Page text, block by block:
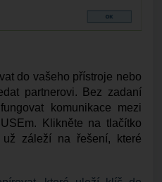
do vašeho přístroje nebo
partnerovi. Bez zadaní
komunikace mezi
Klikněte na tlačítko
záleží na řešení, které